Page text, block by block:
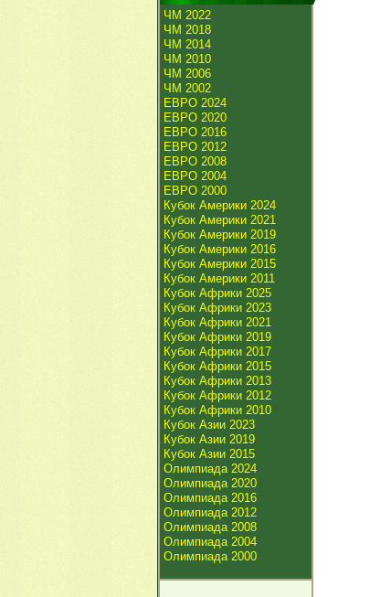
ЧМ 2022
ЧМ 2018
ЧМ 2014
ЧМ 2010
ЧМ 2006
ЧМ 2002
ЕВРО 2024
ЕВРО 2020
ЕВРО 2016
ЕВРО 2012
ЕВРО 2008
ЕВРО 2004
ЕВРО 2000
Кубок Америки 2024
Кубок Америки 2021
Кубок Америки 2019
Кубок Америки 2016
Кубок Америки 2015
Кубок Америки 2011
Кубок Африки 2025
Кубок Африки 2023
Кубок Африки 2021
Кубок Африки 2019
Кубок Африки 2017
Кубок Африки 2015
Кубок Африки 2013
Кубок Африки 2012
Кубок Африки 2010
Кубок Азии 2023
Кубок Азии 2019
Кубок Азии 2015
Олимпиада 2024
Олимпиада 2020
Олимпиада 2016
Олимпиада 2012
Олимпиада 2008
Олимпиада 2004
Олимпиада 2000